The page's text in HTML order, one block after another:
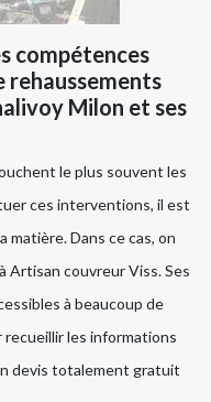
compétences
rehaussements
Milon et ses
le plus souvent les
ces interventions, il est
Dans ce cas, on
Artisan couvreur Viss. Ses
à beaucoup de
les informations
devis totalement gratuit